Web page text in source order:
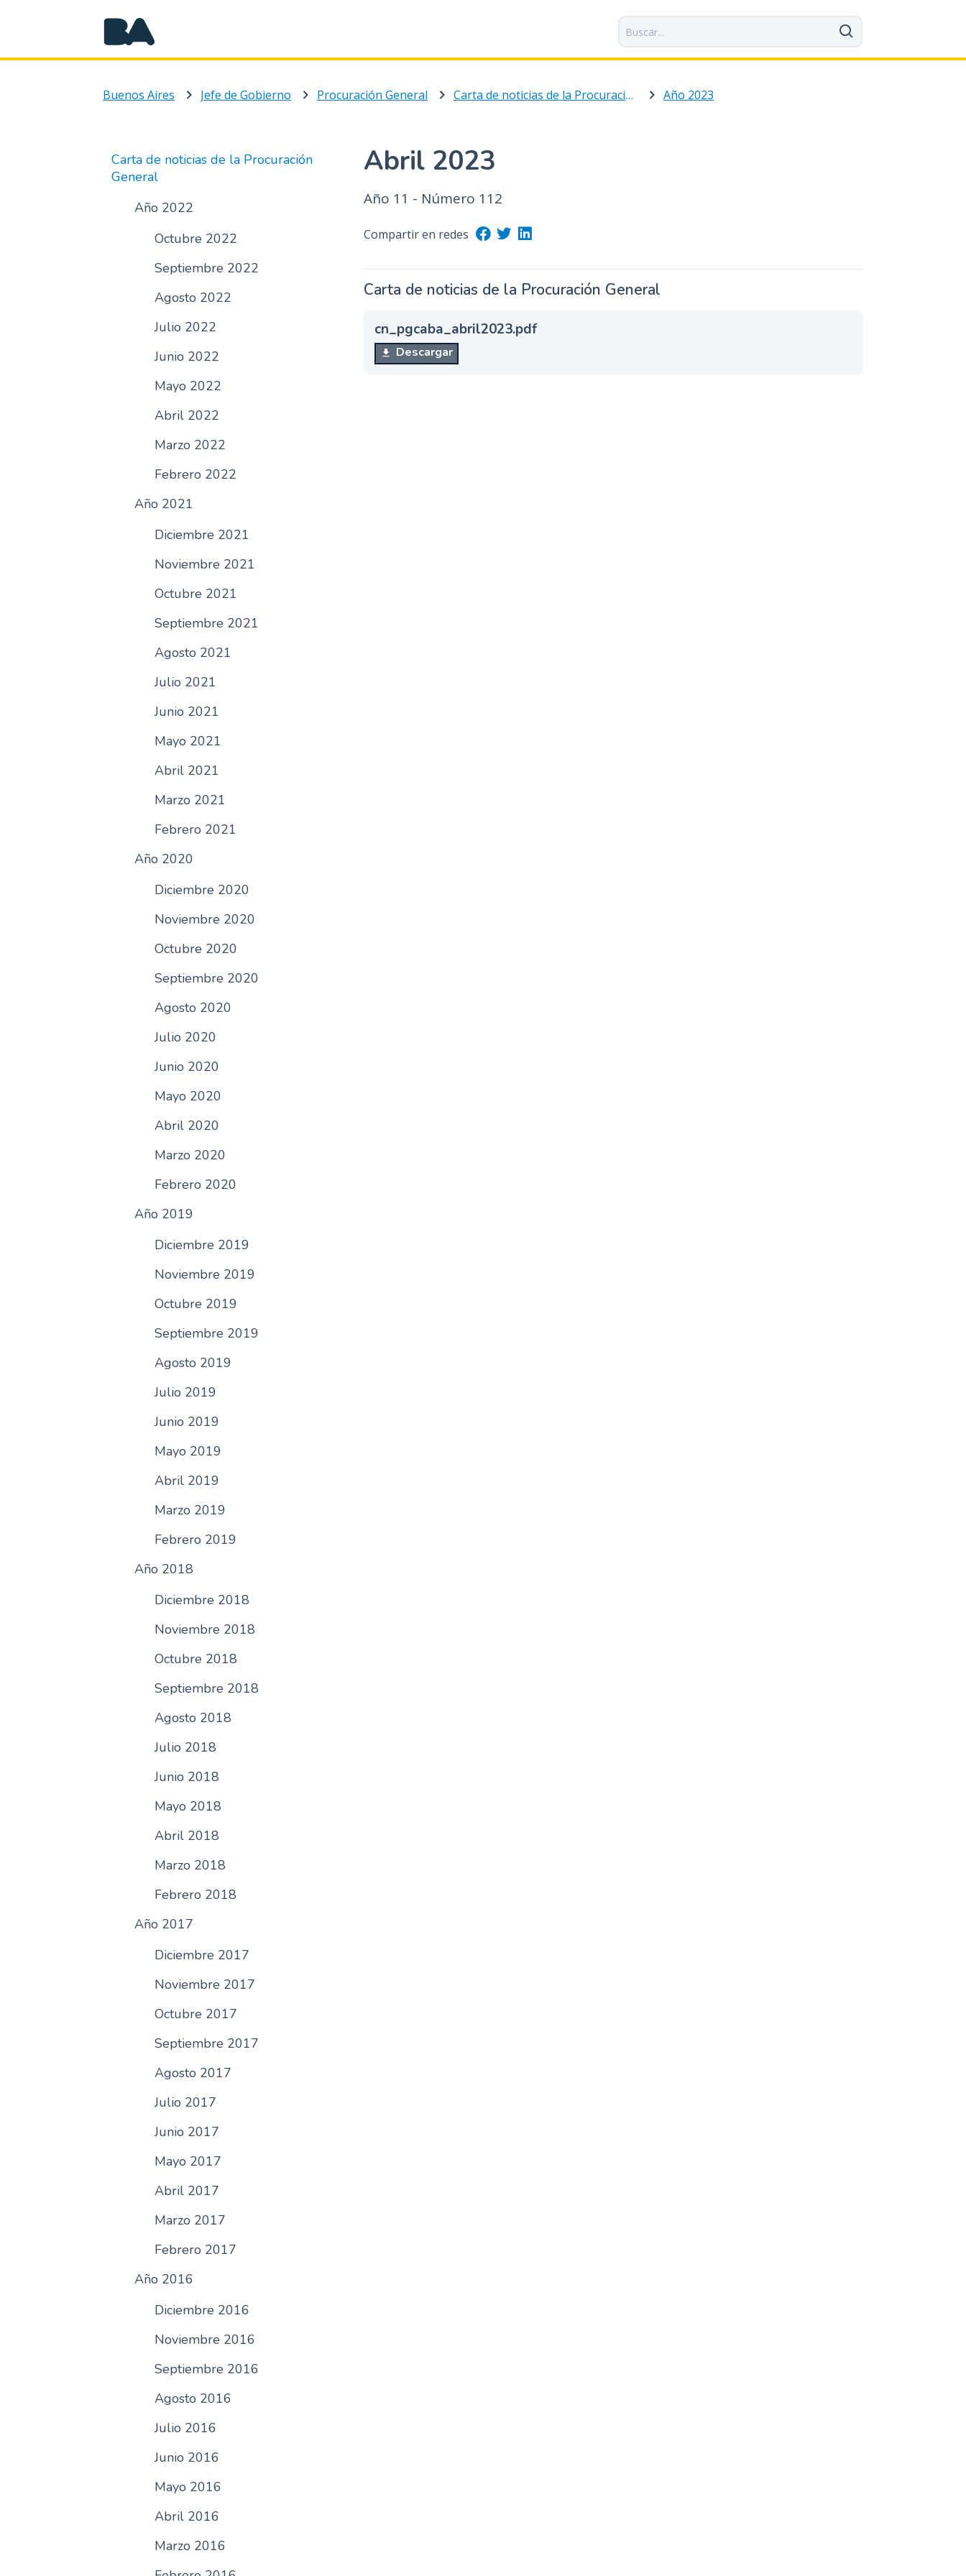
a
a
o
n
e
i
o
p
i
n
Buenos Aires Jefe de Gobierno Procuración General Carta de noticias de la Procuración General Año 2023
Carta de noticias de la Procuración
General
Año 2022
Octubre 2022
Septiembre 2022
Agosto 2022
Julio 2022
Junio 2022
Mayo 2022
Abril 2022
Marzo 2022
Febrero 2022
Año 2021
Diciembre 2021
Noviembre 2021
Octubre 2021
Septiembre 2021
Agosto 2021
Julio 2021
Junio 2021
Mayo 2021
Abril 2021
Marzo 2021
Febrero 2021
Año 2020
Diciembre 2020
Noviembre 2020
Octubre 2020
Septiembre 2020
Agosto 2020
Julio 2020
Junio 2020
Mayo 2020
Abril 2020
Marzo 2020
Febrero 2020
Año 2019
Diciembre 2019
Noviembre 2019
Octubre 2019
Septiembre 2019
Agosto 2019
Julio 2019
Junio 2019
Mayo 2019
Abril 2019
Marzo 2019
Febrero 2019
Año 2018
Diciembre 2018
Noviembre 2018
Octubre 2018
Septiembre 2018
Agosto 2018
Julio 2018
Junio 2018
Mayo 2018
Abril 2018
Marzo 2018
Febrero 2018
Año 2017
Diciembre 2017
Noviembre 2017
Octubre 2017
Septiembre 2017
Agosto 2017
Julio 2017
Junio 2017
Mayo 2017
Abril 2017
Marzo 2017
Febrero 2017
Año 2016
Diciembre 2016
Noviembre 2016
Septiembre 2016
Agosto 2016
Julio 2016
Junio 2016
Mayo 2016
Abril 2016
Marzo 2016
Abril 2023
Año 11 - Número 112
Compartir en redes
Carta de noticias de la Procuración General
cn_pgcaba_abril2023.pdf
Descargar